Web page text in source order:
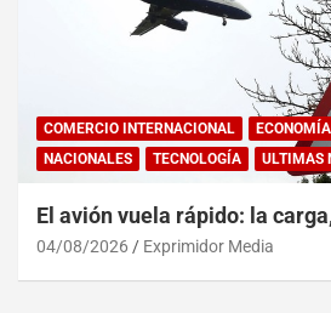
COMERCIO INTERNACIONAL ECONOMÍA
NACIONALES
TECNOLOGÍA ULTIMAS
El avión vuela rápido: la
04/08/2026 Exprimidor Media